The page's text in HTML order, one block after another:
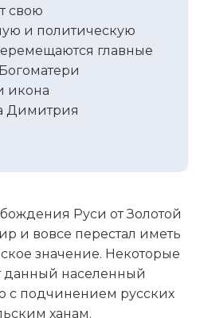
свою
и политическую
главные
икона
Димитрия
Руси от Золотой
и вовсе перестал иметь
значение. Некоторые
данный населенный
с подчинением русских
ханам.